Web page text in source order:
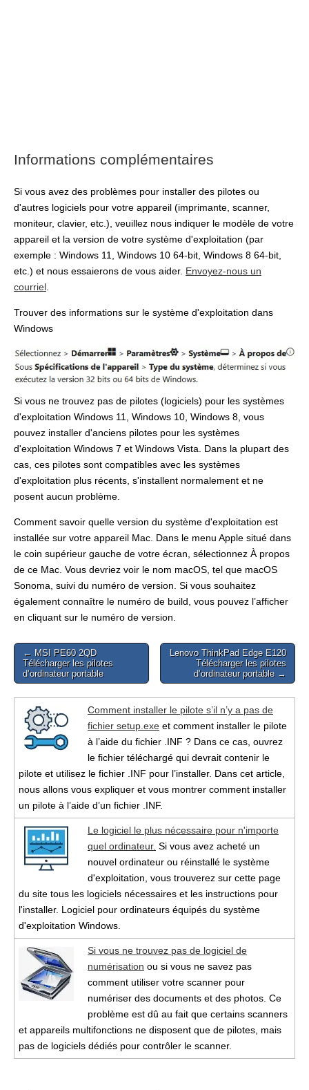
Informations complémentaires
Si vous avez des problèmes pour installer des pilotes ou
d'autres logiciels pour votre appareil (imprimante, scanner,
moniteur, clavier, etc.), veuillez nous indiquer le modèle de votre
appareil et la version de votre système d'exploitation (par
exemple : Windows 11, Windows 10 64-bit, Windows 8 64-bit,
etc.) et nous essaierons de vous aider. Envoyez-nous un
courriel
Trouver des informations sur le système d'exploitation dans
Windows
Si vous ne trouvez pas de pilotes (logiciels) pour les systèmes
d'exploitation Windows 11, Windows 10, Windows 8, vous
pouvez installer d'anciens pilotes pour les systèmes
d'exploitation Windows 7 et Windows Vista. Dans la plupart des
cas, ces pilotes sont compatibles avec les systèmes
d'exploitation plus récents, s'installent normalement et ne
posent aucun problème.
Comment savoir quelle version du système d'exploitation est
installée sur votre appareil Mac. Dans le menu Apple situé dans
le coin supérieur gauche de votre écran, sélectionnez À propos
de ce Mac. Vous devriez voir le nom macOS, tel que macOS
Sonoma, suivi du numéro de version. Si vous souhaitez
également connaître le numéro de build, vous pouvez l’afficher
en cliquant sur le numéro de version.
Post
navigation
← MSI PE60 2QD
Télécharger les pilotes
d’ordinateur portable
Lenovo ThinkPad Edge E120
Télécharger les pilotes
d’ordinateur portable →
Comment installer le pilote s’il n’y a pas de
fichier setup.exe et comment installer le pilote
à l’aide du fichier .INF ? Dans ce cas, ouvrez
le fichier téléchargé qui devrait contenir le
pilote et utilisez le fichier .INF pour l’installer. Dans cet article,
nous allons vous expliquer et vous montrer comment installer
un pilote à l’aide d’un fichier .INF.
Le logiciel le plus nécessaire pour n'importe
quel ordinateur. Si vous avez acheté un
nouvel ordinateur ou réinstallé le système
d'exploitation, vous trouverez sur cette page
du site tous les logiciels nécessaires et les instructions pour
l'installer. Logiciel pour ordinateurs équipés du système
d'exploitation Windows.
Si vous ne trouvez pas de logiciel de
numérisation ou si vous ne savez pas
comment utiliser votre scanner pour
numériser des documents et des photos. Ce
problème est dû au fait que certains scanners
et appareils multifonctions ne disposent que de pilotes, mais
pas de logiciels dédiés pour contrôler le scanner.